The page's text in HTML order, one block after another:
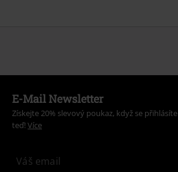
E-Mail Newsletter
Získejte 20% slevový poukaz, když se přihlásíte
teď! Více